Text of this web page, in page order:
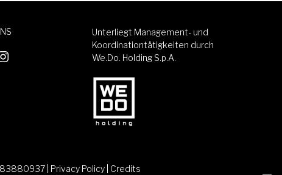
Unterliegt Management- und
Koordinationtätigkeiten durch
We.Do. Holding S.p.A.
| Privacy Policy| Credits